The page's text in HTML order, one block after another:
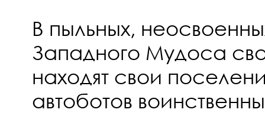
В пыльных,
Западного Мудоса
находят свои
автоботов